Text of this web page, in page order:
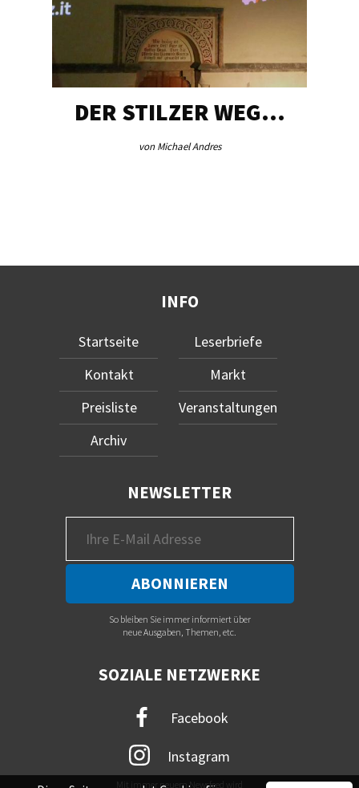
DER STILZER WEG…
von Michael Andres
INFO
Startseite
Kontakt
Preisliste
Archiv
Leserbriefe
Markt
Veranstaltungen
NEWSLETTER
So bleiben Sie immer informiert über
neue Ausgaben, Themen, etc.
SOZIALE NETZWERKE
Facebook
Instagram
Mit immer neuem Newsfeed wird